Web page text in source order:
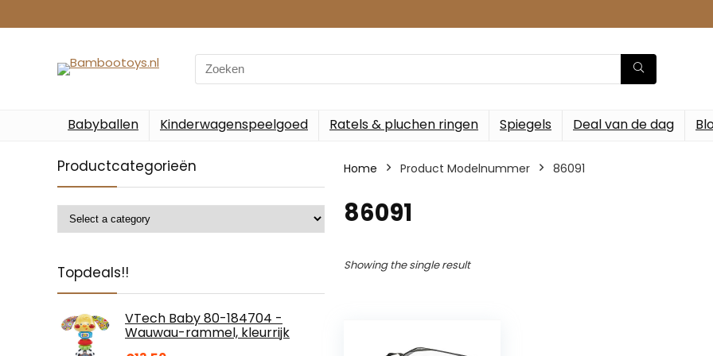
Search
for:
Babyballen Kinderwagenspeelgoed Ratels & pluchen ringen Spiegels Deal van de dag
Productcategorieën
Topdeals!!
VTech Baby 80-184704 -
Wauwau-rammel, kleurrijk
Home Product Modelnummer ‎86091
‎86091
Showing the single result